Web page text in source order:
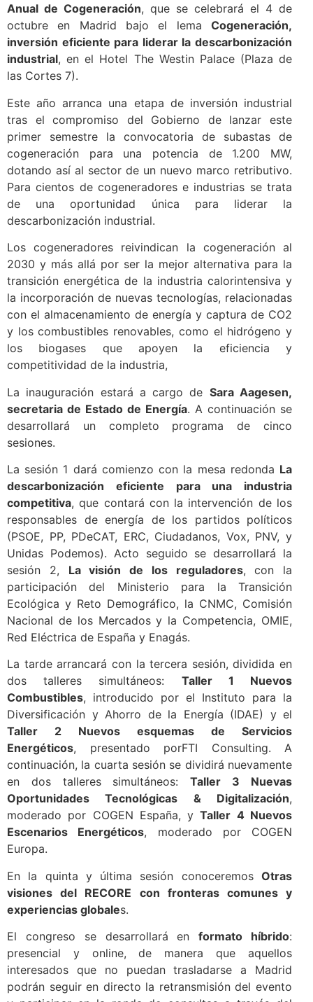
Anual de Cogeneración, que se celebrará el 4 de
octubre en Madrid bajo el lema Cogeneración,
inversión eficiente para liderar la descarbonización
industrial, en el Hotel The Westin Palace (Plaza de
las Cortes 7).
Este año arranca una etapa de inversión industrial
tras el compromiso del Gobierno de lanzar este
primer semestre la convocatoria de subastas de
cogeneración para una potencia de 1.200 MW,
dotando así al sector de un nuevo marco retributivo.
Para cientos de cogeneradores e industrias se trata
de una oportunidad única para liderar la
descarbonización industrial.
Los cogeneradores reivindican la cogeneración al
2030 y más allá por ser la mejor alternativa para la
transición energética de la industria calorintensiva y
la incorporación de nuevas tecnologías, relacionadas
con el almacenamiento de energía y captura de CO2
y los combustibles renovables, como el hidrógeno y
los biogases que apoyen la eficiencia y
competitividad de la industria,
La inauguración estará a cargo de Sara Aagesen,
secretaria de Estado de Energía. A continuación se
desarrollará un completo programa de cinco
sesiones.
La sesión 1 dará comienzo con la mesa redonda La
descarbonización eficiente para una industria
competitiva, que contará con la intervención de los
responsables de energía de los partidos políticos
(PSOE, PP, PDeCAT, ERC, Ciudadanos, Vox, PNV, y
Unidas Podemos). Acto seguido se desarrollará la
sesión 2, La visión de los reguladores, con la
participación del Ministerio para la Transición
Ecológica y Reto Demográfico, la CNMC, Comisión
Nacional de los Mercados y la Competencia, OMIE,
Red Eléctrica de España y Enagás.
La tarde arrancará con la tercera sesión, dividida en
dos talleres simultáneos: Taller 1 Nuevos
Combustibles, introducido por el Instituto para la
Diversificación y Ahorro de la Energía (IDAE) y el
Taller 2 Nuevos esquemas de Servicios
Energéticos, presentado porFTI Consulting. A
continuación, la cuarta sesión se dividirá nuevamente
en dos talleres simultáneos:Taller 3 Nuevas
Oportunidades Tecnológicas & Digitalización,
moderado por COGEN España, yTaller 4 Nuevos
Escenarios Energéticos, moderado por COGEN
Europa.
En la quinta y última sesión conoceremos Otras
visiones del RECORE con fronteras comunes y
experiencias globales.
El congreso se desarrollará enformato híbrido:
presencial y online, de manera que aquellos
interesados que no puedan trasladarse a Madrid
podrán seguir en directo la retransmisión del evento